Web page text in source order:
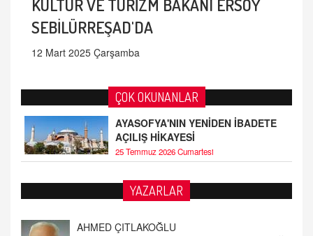
KÜLTÜR VE TURİZM BAKANI ERSOY
SEBİLÜRREŞAD'DA
12 Mart 2025 Çarşamba
ÇOK OKUNANLAR
AYASOFYA'NIN YENİDEN İBADETE
AÇILIŞ HİKAYESİ
25 Temmuz 2026 Cumartesi
YAZARLAR
AHMED ÇITLAKOĞLU
OKUL SALDIRILARININ ORTAYA ÇIKARTTIĞI
21.4.2026 21:50